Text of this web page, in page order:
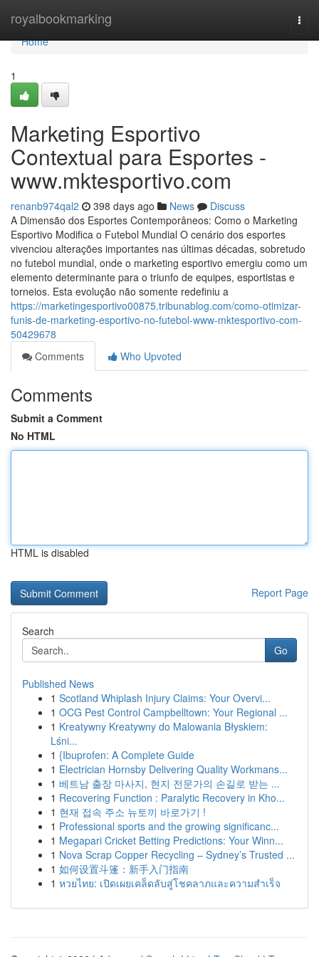
royalbookmarking
Home
Home
1
Marketing Esportivo
Contextual para Esportes -
www.mktesportivo.com
renanb974qal2 398 days ago News
Discuss
A Dimensão dos Esportes Contemporâneos: Como o Marketing
Esportivo Modifica o Futebol Mundial O cenário dos esportes
vivenciou alterações importantes nas últimas décadas, sobretudo
no futebol mundial, onde o marketing esportivo emergiu como um
elemento determinante para o triunfo de equipes, esportistas e
torneios. Esta evolução não somente redefiniu a
https://marketingesportivo00875.tribunablog.com/como-otimizar-
funis-de-marketing-esportivo-no-futebol-www-mktesportivo-com-
50429678
Comments
Who Upvoted
Comments
Submit a Comment
No HTML
HTML is disabled
Report Page
Search
Go
Published News
1 Scotland Whiplash Injury Claims: Your Overvi...
1 OCG Pest Control Campbelltown: Your Regional ...
1 Kreatywny Kreatywny do Malowania Błyskiem:
Lśni...
1 {Ibuprofen: A Complete Guide
1 Electrician Hornsby Delivering Quality Workmans...
1 베트남 출장 마사지, 현지 전문가의 손길로 받는 ...
1 Recovering Function : Paralytic Recovery in Kho...
1 현재 접속 주소 뉴토끼 바로가기 !
1 Professional sports and the growing significanc...
1 Megapari Cricket Betting Predictions: Your Winn...
1 Nova Scrap Copper Recycling – Sydney’s Trusted ...
1 如何设置斗篷：新手入门指南
1 หวยไทย: เปิดเผยเคล็ดลับสู่โชคลาภและความสำเร็จ